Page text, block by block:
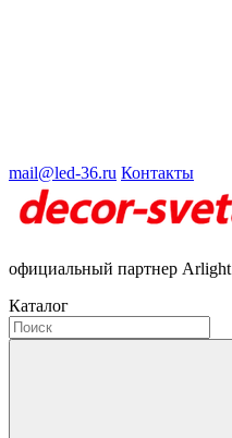
mail@led-36.ru Контакты
официальный партнер Arlight
Каталог